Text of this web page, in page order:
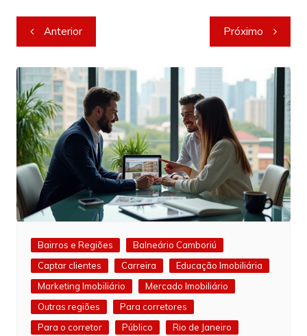
Navegação
de
Post
Anterior Próximo
Bairros e Regiões
Balneário Camboriú
Captar clientes
Carreira
Educação Imobiliária
Marketing Imobiliário
Mercado Imobiliário
Outras regiões
Para corretores
Para o corretor
Público
Rio de Janeiro